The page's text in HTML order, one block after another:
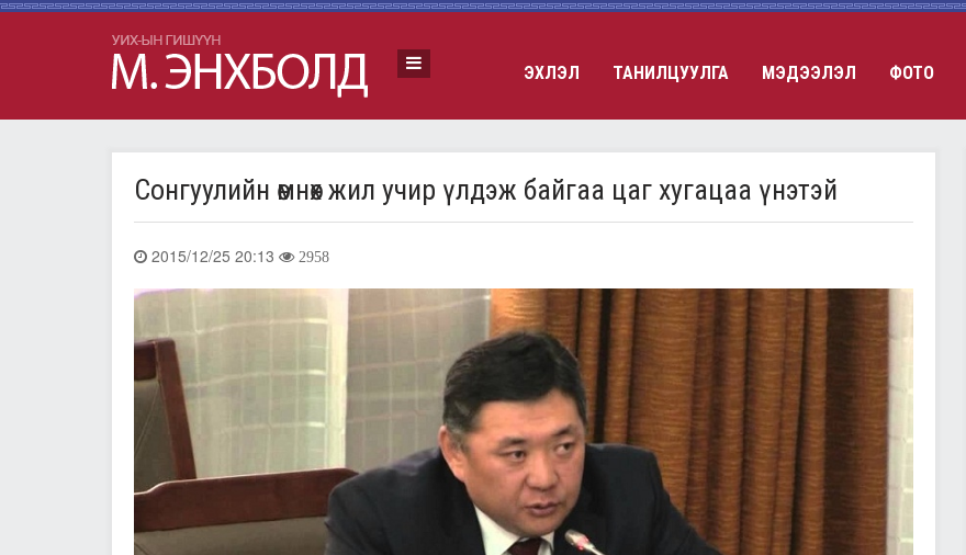
ЭХЛЭЛ ТАНИЛЦУУЛГА МЭДЭЭЛЭЛ ФОТО
Сонгуулийн өмнөх жил учир үлдэж байгаа цаг хугацаа үнэтэй
2015/12/25 20:13 2958